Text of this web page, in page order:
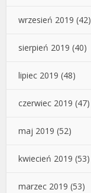
wrzesień 2019 (42)
sierpień 2019 (40)
lipiec 2019 (48)
czerwiec 2019 (47)
maj 2019 (52)
kwiecień 2019 (53)
marzec 2019 (53)